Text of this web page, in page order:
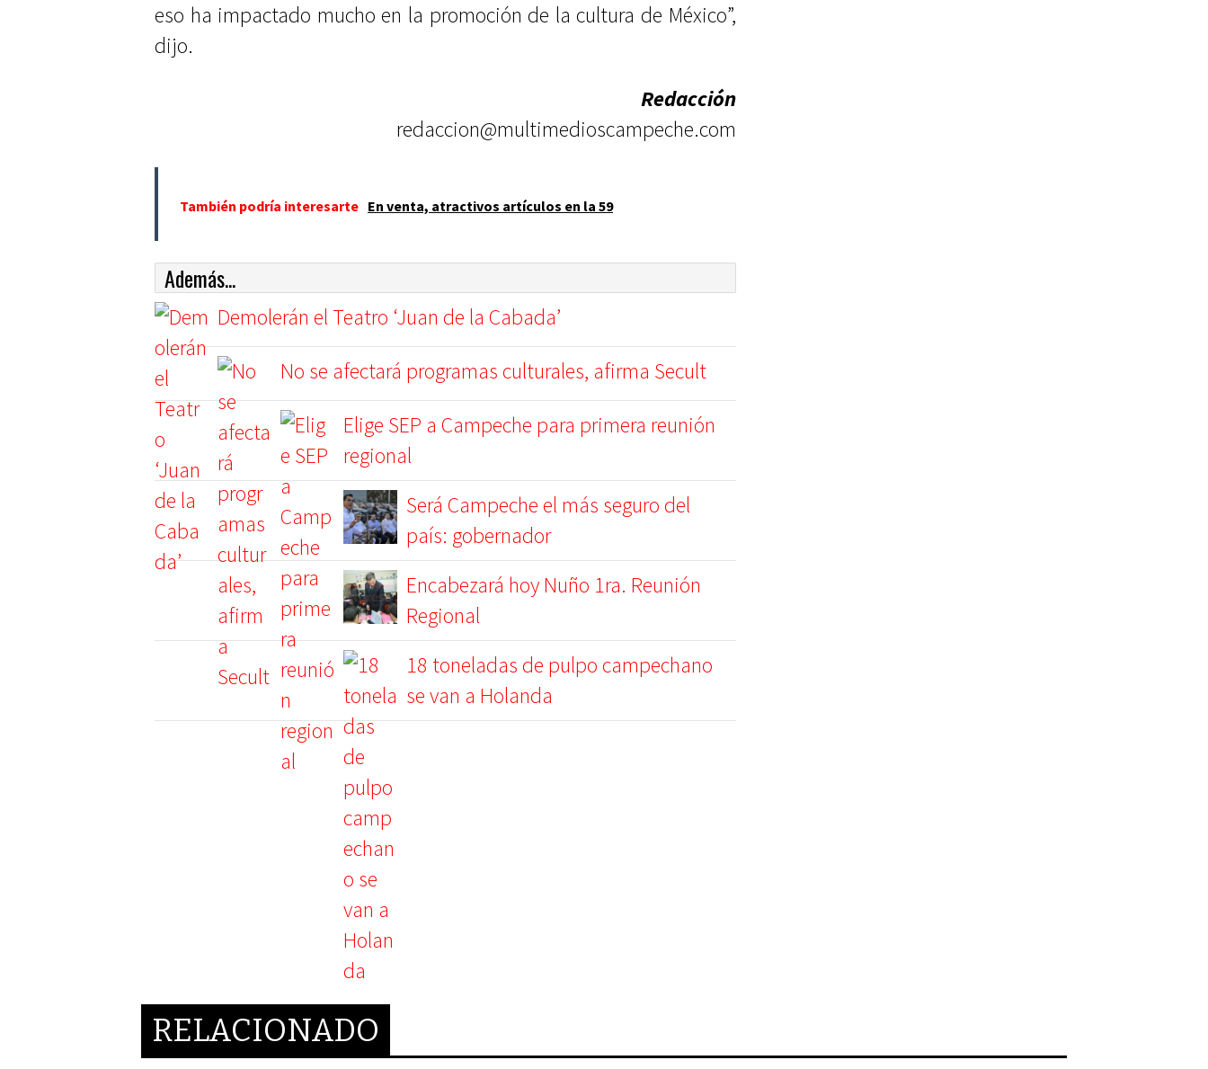
eso ha impactado mucho en la promoción de la cultura de México”,
dijo.
Redacción
redaccion@multimedioscampeche.com
También podría interesarte En venta, atractivos artículos en la 59
Además...
Demolerán el Teatro ‘Juan de la Cabada’
No se afectará programas culturales, afirma Secult
Elige SEP a Campeche para primera reunión
regional
Será Campeche el más seguro del
país: gobernador
Encabezará hoy Nuño 1ra. Reunión
Regional
18 toneladas de pulpo campechano
se van a Holanda
RELACIONADO